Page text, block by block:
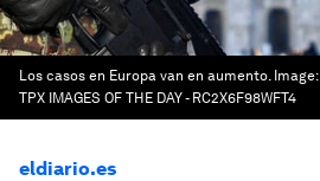
Los casos en Europa van en aumento. Image:
TPX IMAGES OF THE DAY - RC2X6F98WFT4
eldiario.es